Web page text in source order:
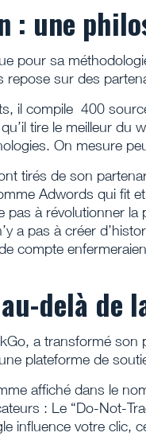
: une
pour sa
repose sur des
il compile 400
tire le meilleur du
On mesure
tirés de son
Adwords qui fit
pas à révolutionner
a pas à créer
compte
delà de
a transformé son
plateforme de
affiché dans le
: Le “Do-Not-
influence votre clic,